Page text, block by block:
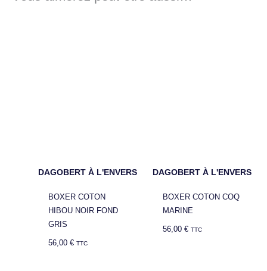
DAGOBERT À L'ENVERS
BOXER COTON
HIBOU NOIR FOND
GRIS
56,00€ TTC
DAGOBERT À L'ENVERS
BOXER COTON COQ
MARINE
56,00€ TTC